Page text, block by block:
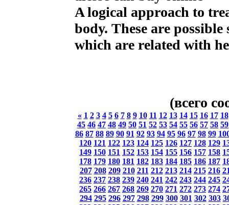
A logical approach to
body. These are
which are related with
(всего
« 1 2 3 4 5 6 7 8 9 10 11 12 13 14 15 16 17 18
45 46 47 48 49 50 51 52 53 54 55 56 57 58 59
86 87 88 89 90 91 92 93 94 95 96 97 98 99
120 121 122 123 124 125 126 127 128 129
149 150 151 152 153 154 155 156 157 158
178 179 180 181 182 183 184 185 186 187
207 208 209 210 211 212 213 214 215 216
236 237 238 239 240 241 242 243 244 245
265 266 267 268 269 270 271 272 273 274
294 295 296 297 298 299 300 301 302 303